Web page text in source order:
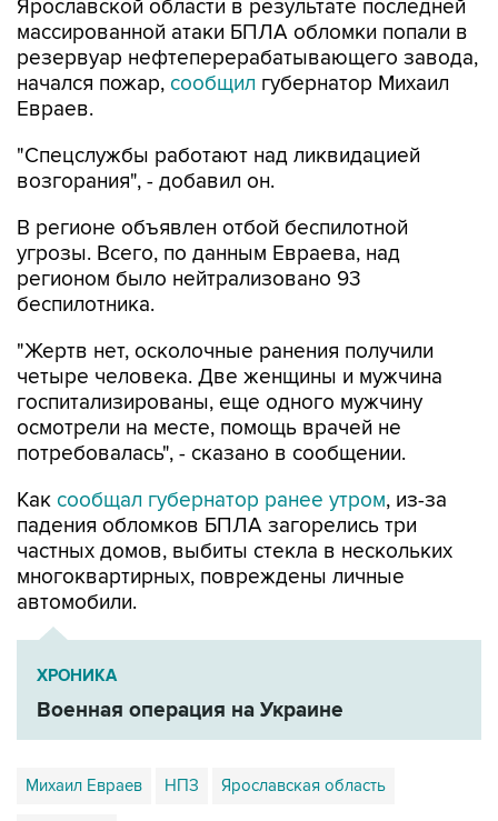
Ярославской области в результате последней
массированной атаки БПЛА обломки попали в
резервуар нефтеперерабатывающего завода,
начался пожар, сообщил губернатор Михаил
Евраев.
"Спецслужбы работают над ликвидацией
возгорания", - добавил он.
В регионе объявлен отбой беспилотной
угрозы. Всего, по данным Евраева, над
регионом было нейтрализовано 93
беспилотника.
"Жертв нет, осколочные ранения получили
четыре человека. Две женщины и мужчина
госпитализированы, еще одного мужчину
осмотрели на месте, помощь врачей не
потребовалась", - сказано в сообщении.
Как сообщал губернатор ранее утром, из-за
падения обломков БПЛА загорелись три
частных домов, выбиты стекла в нескольких
многоквартирных, повреждены личные
автомобили.
ХРОНИКА
Военная операция на Украине
Михаил Евраев НПЗ Ярославская область